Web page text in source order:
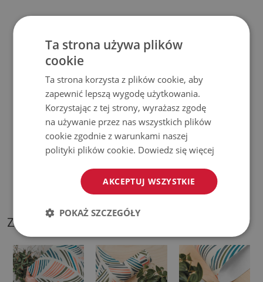
♦
Prosimy pamiętać, że uszkodzenia powstałe przy
użytkowaniu wynikające z upływu czasu (np. przetarcia) nie
podlegają reklamacjom.
Jak dbać o produkt?
Czyść wilgotną szmatką —nie używaj silnych środków
chemicznych.
Regularnie wietrz dolną warstwę podkładki.
ZDJĘCIA NASZEGO PRODUKTU
Ta strona używa plików
cookie
Ta strona korzysta z plików cookie, aby
zapewnić lepszą wygodę użytkowania.
Korzystając z tej strony, wyrażasz zgodę
na używanie przez nas wszystkich plików
cookie zgodnie z warunkami naszej
polityki plików cookie. Dowiedz się więcej
AKCEPTUJ WSZYSTKIE
POKAŻ SZCZEGÓŁY